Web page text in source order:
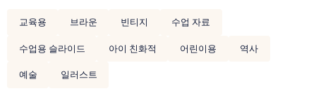
교육용 브라운 빈티지
수업 자료
수업용 슬라이드
아이 친화적 어린이용
역사
예술
일러스트